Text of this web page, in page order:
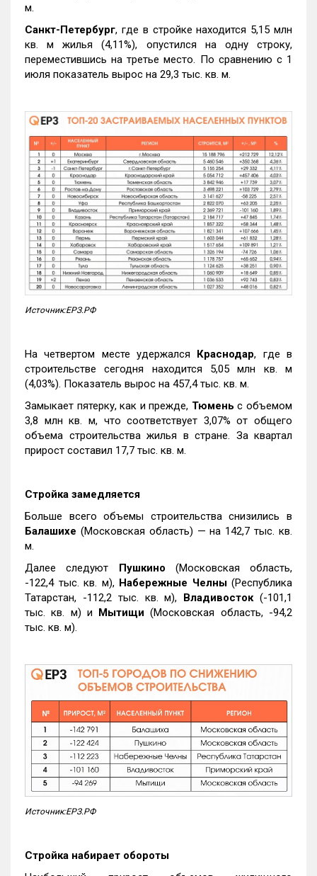
м.
Санкт-Петербург, где в стройке находится 5,15 млн
кв. м жилья (4,11%), опустился на одну строку,
переместившись на третье место. По сравнению с 1
июля показатель вырос на 29,3 тыс. кв. м.
Источник:ЕРЗ.РФ
На четвертом месте удержался Краснодар, где в
строительстве сегодня находится 5,05 млн кв. м
(4,03%). Показатель вырос на 457,4 тыс. кв. м.
Замыкает пятерку, как и прежде, Тюмень с объемом
3,8 млн кв. м, что соответствует 3,07% от общего
объема строительства жилья в стране. За квартал
прирост составил 17,7 тыс. кв. м.
Стройка замедляется
Больше всего объемы строительства снизились в
Балашихе (Московская область) — на 142,7 тыс. кв.
м.
Далее следуют Пушкино (Московская область,
-122,4 тыс. кв. м), Набережные Челны(Республика
Татарстан, -112,2 тыс. кв. м), Владивосток(-101,1
тыс. кв. м) и Мытищи (Московская область, -94,2
тыс. кв. м).
Источник:ЕРЗ.РФ
Стройка набирает обороты